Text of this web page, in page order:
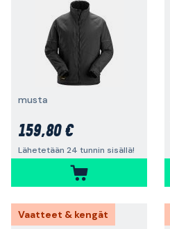
musta
159,80 €
Lähetetään 24 tunnin sisällä!
Vaatteet & kengät